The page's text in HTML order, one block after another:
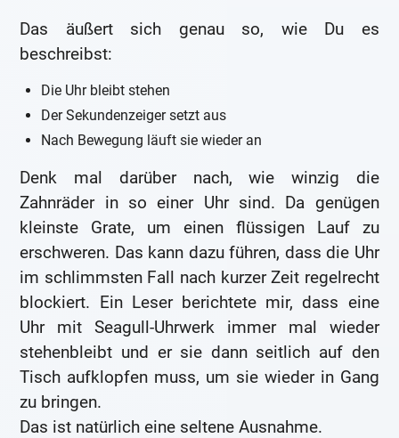
Das äußert sich genau so, wie Du es
beschreibst:
Die Uhr bleibt stehen
Der Sekundenzeiger setzt aus
Nach Bewegung läuft sie wieder an
Denk mal darüber nach, wie winzig die
Zahnräder in so einer Uhr sind. Da genügen
kleinste Grate, um einen flüssigen Lauf zu
erschweren. Das kann dazu führen, dass die Uhr
im schlimmsten Fall nach kurzer Zeit regelrecht
blockiert. Ein Leser berichtete mir, dass eine
Uhr mit Seagull-Uhrwerk immer mal wieder
stehenbleibt und er sie dann seitlich auf den
Tisch aufklopfen muss, um sie wieder in Gang
zu bringen.
Das ist natürlich eine seltene Ausnahme.